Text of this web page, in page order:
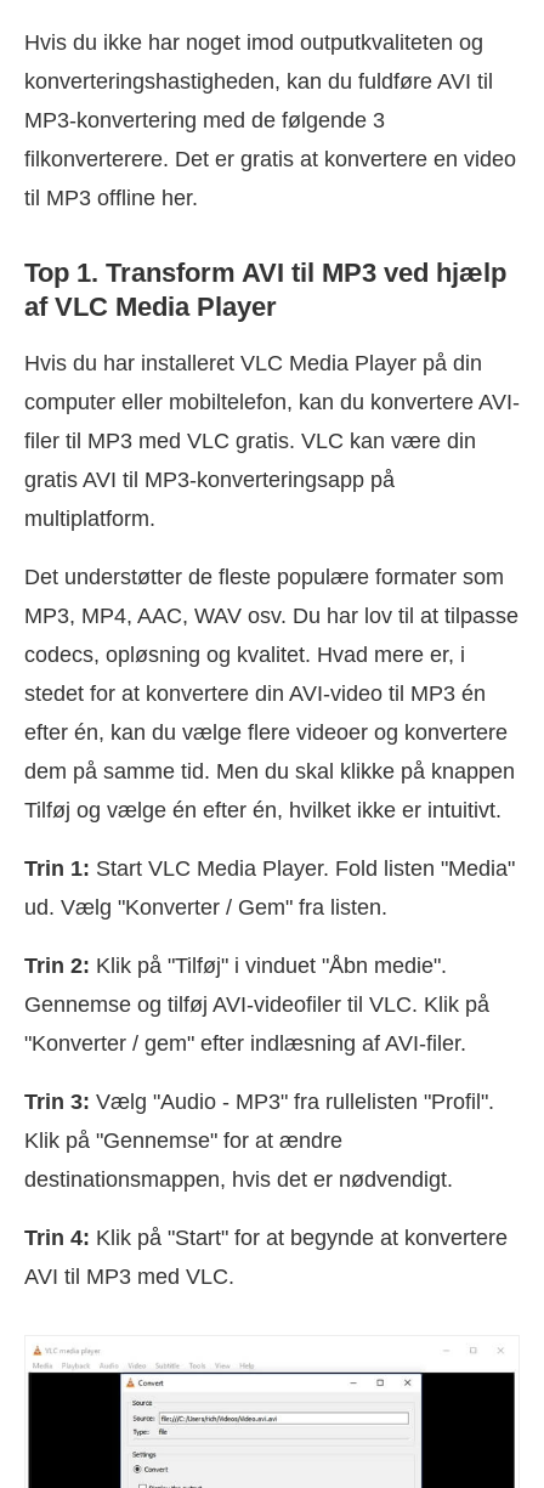
Hvis du ikke har noget imod outputkvaliteten og
konverteringshastigheden, kan du fuldføre AVI til
MP3-konvertering med de følgende 3
filkonverterere. Det er gratis at konvertere en video
til MP3 offline her.
Top 1. Transform AVI til MP3 ved hjælp
af VLC Media Player
Hvis du har installeret VLC Media Player på din
computer eller mobiltelefon, kan du konvertere AVI-
filer til MP3 med VLC gratis. VLC kan være din
gratis AVI til MP3-konverteringsapp på
multiplatform.
Det understøtter de fleste populære formater som
MP3, MP4, AAC, WAV osv. Du har lov til at tilpasse
codecs, opløsning og kvalitet. Hvad mere er, i
stedet for at konvertere din AVI-video til MP3 én
efter én, kan du vælge flere videoer og konvertere
dem på samme tid. Men du skal klikke på knappen
Tilføj og vælge én efter én, hvilket ikke er intuitivt.
Trin 1: Start VLC Media Player. Fold listen "Media"
ud. Vælg "Konverter / Gem" fra listen.
Trin 2: Klik på "Tilføj" i vinduet "Åbn medie".
Gennemse og tilføj AVI-videofiler til VLC. Klik på
"Konverter / gem" efter indlæsning af AVI-filer.
Trin 3: Vælg "Audio - MP3" fra rullelisten "Profil".
Klik på "Gennemse" for at ændre
destinationsmappen, hvis det er nødvendigt.
Trin 4: Klik på "Start" for at begynde at konvertere
AVI til MP3 med VLC.